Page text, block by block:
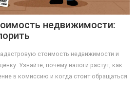
недвижимости:
стоимость недвижимости и
Узнайте, почему налоги растут, как
в комиссию и когда стоит обращаться